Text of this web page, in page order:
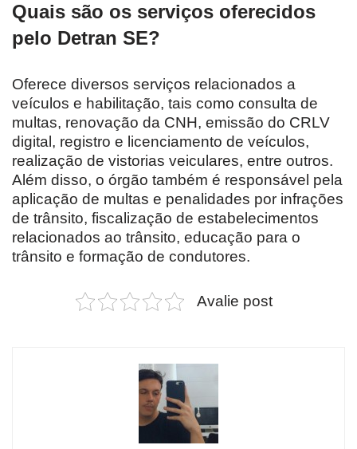
Quais são os serviços oferecidos
pelo Detran SE?
Oferece diversos serviços relacionados a
veículos e habilitação, tais como consulta de
multas, renovação da CNH, emissão do CRLV
digital, registro e licenciamento de veículos,
realização de vistorias veiculares, entre outros.
Além disso, o órgão também é responsável pela
aplicação de multas e penalidades por infrações
de trânsito, fiscalização de estabelecimentos
relacionados ao trânsito, educação para o
trânsito e formação de condutores.
Avalie post